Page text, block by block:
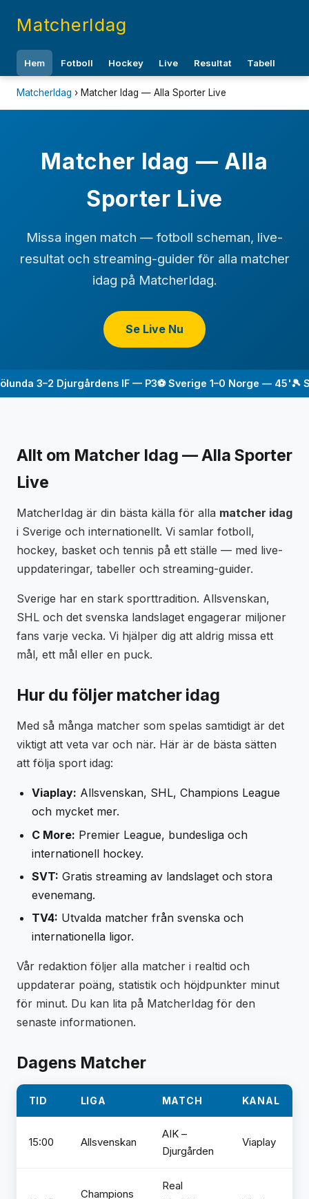
MatcherIdag
Hem Fotboll Hockey Live Resultat Tabell
MatcherIdag › Matcher Idag — Alla Sporter Live
Matcher Idag — Alla
Sporter Live
Missa ingen match — fotboll scheman, live-
resultat och streaming-guider för alla matcher
idag på MatcherIdag.
Se Live Nu
3–2 Djurgårdens IF — P3 ⚽ Sverige 1–0 Norge — 45'🎾
Allt om Matcher Idag — Alla Sporter
Live
MatcherIdag är din bästa källa för alla matcher idag
i Sverige och internationellt. Vi samlar fotboll,
hockey, basket och tennis på ett ställe — med live-
uppdateringar, tabeller och streaming-guider.
Sverige har en stark sporttradition. Allsvenskan,
SHL och det svenska landslaget engagerar miljoner
fans varje vecka. Vi hjälper dig att aldrig missa ett
mål, ett mål eller en puck.
Hur du följer matcher idag
Med så många matcher som spelas samtidigt är det
viktigt att veta var och när. Här är de bästa sätten
att följa sport idag:
Viaplay: Allsvenskan, SHL, Champions League
och mycket mer.
C More: Premier League, bundesliga och
internationell hockey.
SVT: Gratis streaming av landslaget och stora
evenemang.
TV4: Utvalda matcher från svenska och
internationella ligor.
Vår redaktion följer alla matcher i realtid och
uppdaterar poäng, statistik och höjdpunkter minut
för minut. Du kan lita på MatcherIdag för den
senaste informationen.
Dagens Matcher
TID LIGA MATCH KANAL
15:00 Allsvenskan
AIK –
Djurgården
Viaplay
Champions
Real